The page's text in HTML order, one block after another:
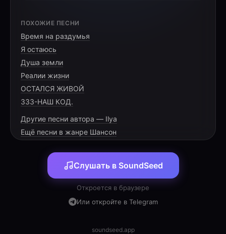
На заправках пусто, только злые лица,
Очередь за литром тянется полдня.
Ценник на табло яростно искрится,
[CHORUS]
А Маринке нашей наплевать на кризис,
В пробках не застрянет, в бак не заглянёт.
У неё в чулане есть особый «бизнес» —
На метле волшебной совершит полёт!
ПОХОЖИЕ ПЕСНИ
Время на раздумья
Я остаюсь
Душа земли
Реалии жизни
ОСТАЛСЯ ЖИВОЙ
333-НАШ КОД.
Другие песни автора — Ilya
Ещё песни в жанре Шансон
Слушать в SoundSeed
Откроется в браузере
Или откройте в Telegram
soundseed.app